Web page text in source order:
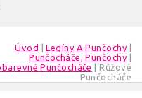
Úvod |Legíny A Punčochy
Punčocháče, Punčochy
Punčocháče
|Růžové
Punčocháče